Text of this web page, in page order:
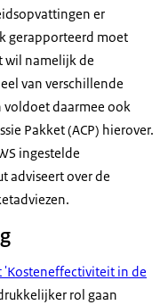
er
gerapporteerd moet
wil namelijk de
van verschillende
daarmee ook
Pakket (ACP) hierover.
ingestelde
adviseert over de
'Kosteneffectiviteit in de
rol gaan